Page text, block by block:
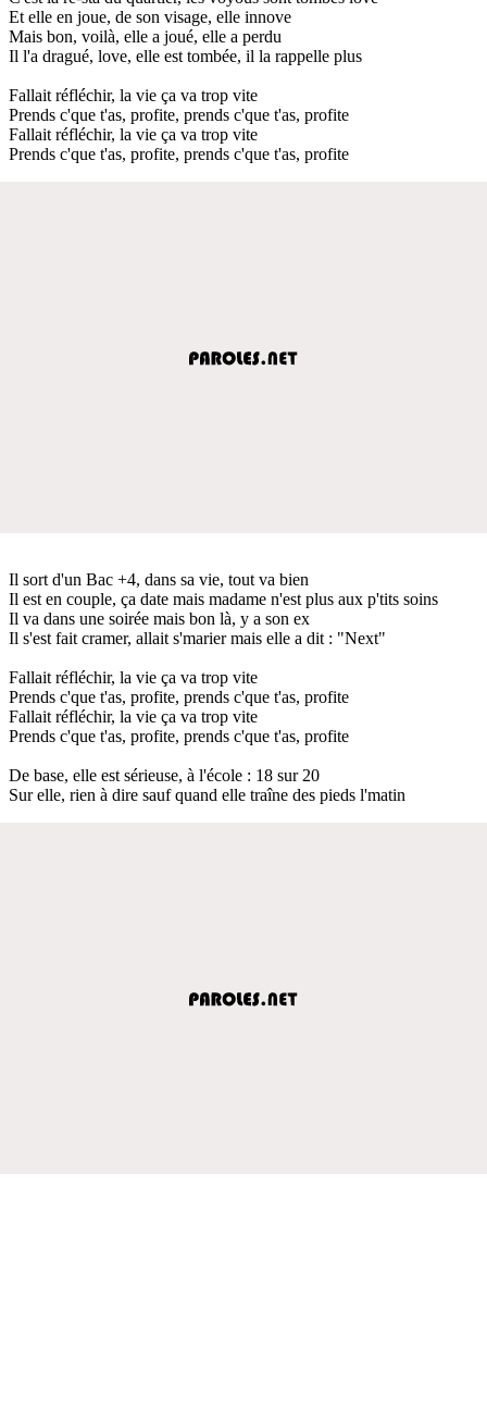
Et elle en joue, de son visage, elle innove
Mais bon, voilà, elle a joué, elle a perdu
Il l'a dragué, love, elle est tombée, il la rappelle plus
Fallait réfléchir, la vie ça va trop vite
Prends c'que t'as, profite, prends c'que t'as, profite
Fallait réfléchir, la vie ça va trop vite
Prends c'que t'as, profite, prends c'que t'as, profite
Il sort d'un Bac +4, dans sa vie, tout va bien
Il est en couple, ça date mais madame n'est plus aux p'tits soins
Il va dans une soirée mais bon là, y a son ex
Il s'est fait cramer, allait s'marier mais elle a dit : "Next"
Fallait réfléchir, la vie ça va trop vite
Prends c'que t'as, profite, prends c'que t'as, profite
Fallait réfléchir, la vie ça va trop vite
Prends c'que t'as, profite, prends c'que t'as, profite
De base, elle est sérieuse, à l'école : 18 sur 20
Sur elle, rien à dire sauf quand elle traîne des pieds l'matin